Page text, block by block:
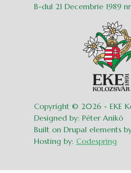
B-dul 21 Decembrie 1989
Copyright © 2026 - EKE
Designed by: Péter Anikó
Built on Drupal elements
Hosting by: Codespring